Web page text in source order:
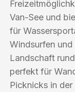
Van-See und
für
Windsurfen
Landschaft
perfekt für
Picknicks in der